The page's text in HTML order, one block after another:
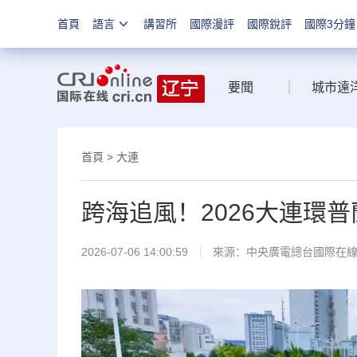
首頁 語言 講習所 國際漫評 國際銳評 國際3分鐘
要聞 城市遠
首頁 > 大連
跨海追風！2026大連環
2026-07-06 14:00:59 來源：中央廣電總台國際在線